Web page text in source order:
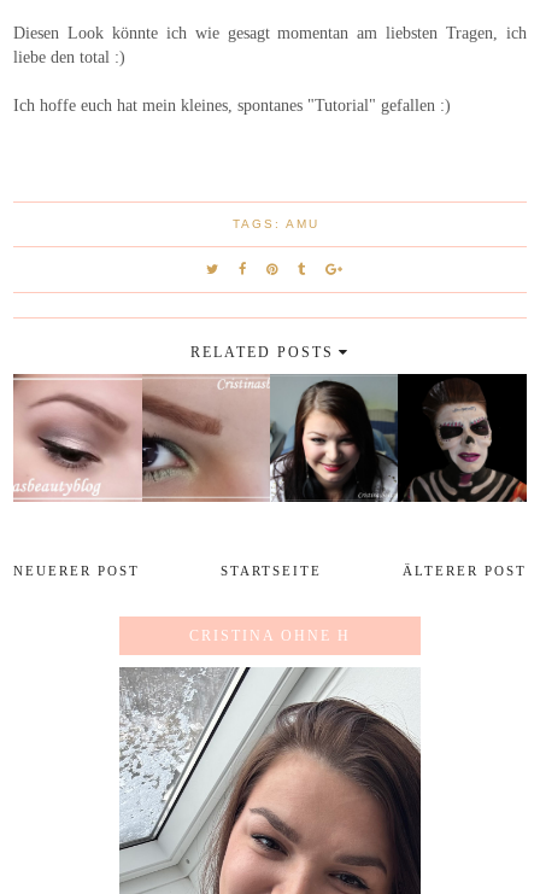
Diesen Look könnte ich wie gesagt momentan am liebsten Tragen, ich
liebe den total :)
Ich hoffe euch hat mein kleines, spontanes "Tutorial" gefallen :)
TAGS: AMU
RELATED POSTS
NEUERER POST ÄLTERER POST
STARTSEITE
CRISTINA OHNE H